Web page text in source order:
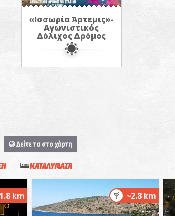
«Ισσωρία Άρτεμις»-
Αγωνιστικός
Δόλιχος Δρόμος
Δείτε τα στο χάρτη
ΚΑΤΑΛΥΜΑΤΑ
km ~2.8 km